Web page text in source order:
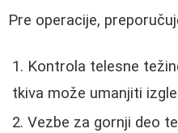
Pre operacije,
Kontrola telesne
tkiva može umanjiti
Vezbe za gornji deo